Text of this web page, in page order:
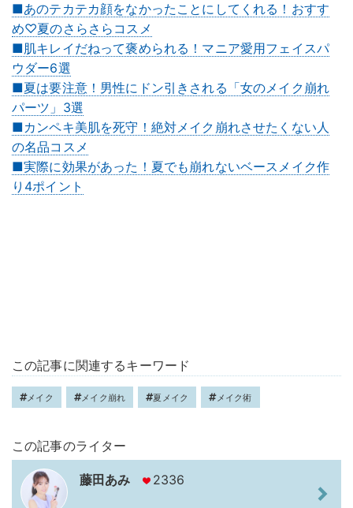
■あのテカテカ顔をなかったことにしてくれる！おすす
め♡夏のさらさらコスメ
■肌キレイだねって褒められる！マニア愛用フェイスパ
ウダー6選
■夏は要注意！男性にドン引きされる「女のメイク崩れ
パーツ」3選
■カンペキ美肌を死守！絶対メイク崩れさせたくない人
の名品コスメ
■実際に効果があった！夏でも崩れないベースメイク作
り4ポイント
この記事に関連するキーワード
メイク メイク崩れ 夏メイク メイク術
この記事のライター
藤田あみ 2336